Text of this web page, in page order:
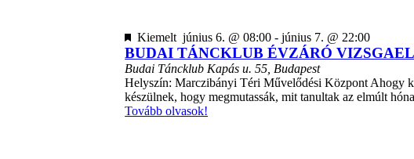
Kiemelt június 6. @ 08:00 -június 7. @ 22:00
BUDAI TÁNCKLUB ÉVZÁRÓ
Budai Táncklub Kapás u. 55, Budapest
Helyszín: Marczibányi Téri Művelődési Központ Ahogy
készülnek, hogy megmutassák, mit tanultak az elmúlt
Tovább olvasok!